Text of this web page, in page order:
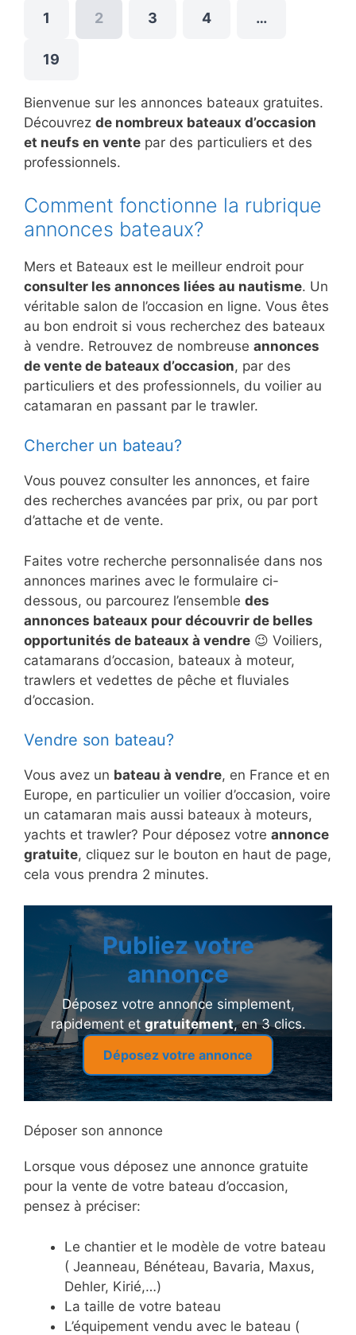
1 2 3 4 …
19
Bienvenue sur les annonces bateaux gratuites.
Découvrez de nombreux bateaux d’occasion
et neufs en vente par des particuliers et des
professionnels.
Comment fonctionne la rubrique
annonces bateaux?
Mers et Bateaux est le meilleur endroit pour
consulter les annonces liées au nautisme. Un
véritable salon de l’occasion en ligne. Vous êtes
au bon endroit si vous recherchez des bateaux
à vendre. Retrouvez de nombreuse annonces
de vente de bateaux d’occasion, par des
particuliers et des professionnels, du voilier au
catamaran en passant par le trawler.
Chercher un bateau?
Vous pouvez consulter les annonces, et faire
des recherches avancées par prix, ou par port
d’attache et de vente.
Faites votre recherche personnalisée dans nos
annonces marines avec le formulaire ci-
dessous, ou parcourez l’ensemble des
annonces bateaux pour découvrir de belles
opportunités de bateaux à vendre 😉 Voiliers,
catamarans d’occasion, bateaux à moteur,
trawlers et vedettes de pêche et fluviales
d’occasion.
Vendre son bateau?
Vous avez un bateau à vendre, en France et en
Europe, en particulier un voilier d’occasion, voire
un catamaran mais aussi bateaux à moteurs,
yachts et trawler? Pour déposez votre annonce
gratuite, cliquez sur le bouton en haut de page,
cela vous prendra 2 minutes.
Publiez votre
annonce
Déposez votre annonce simplement,
rapidement et gratuitement, en 3 clics.
Déposez votre annonce
Déposer son annonce
Lorsque vous déposez une annonce gratuite
pour la vente de votre bateau d’occasion,
pensez à préciser:
Le chantier et le modèle de votre bateau
( Jeanneau, Bénéteau, Bavaria, Maxus,
Dehler, Kirié,…)
La taille de votre bateau
L’équipement vendu avec le bateau (